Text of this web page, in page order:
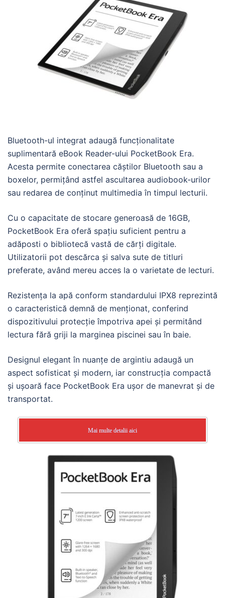
Bluetooth-ul integrat adaugă funcționalitate
suplimentară eBook Reader-ului PocketBook Era.
Acesta permite conectarea căștilor Bluetooth sau a
boxelor, permițând astfel ascultarea audiobook-urilor
sau redarea de conținut multimedia în timpul lecturii.
Cu o capacitate de stocare generoasă de 16GB,
PocketBook Era oferă spațiu suficient pentru a
adăposti o bibliotecă vastă de cărți digitale.
Utilizatorii pot descărca și salva sute de titluri
preferate, având mereu acces la o varietate de lecturi.
Rezistența la apă conform standardului IPX8 reprezintă
o caracteristică demnă de menționat, conferind
dispozitivului protecție împotriva apei și permitând
lectura fără griji la marginea piscinei sau în baie.
Designul elegant în nuanțe de argintiu adaugă un
aspect sofisticat și modern, iar construcția compactă
și ușoară face PocketBook Era ușor de manevrat și de
transportat.
Mai multe detalii aici